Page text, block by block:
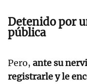
Detenido por
pública
Pero, ante su
registrarle y le